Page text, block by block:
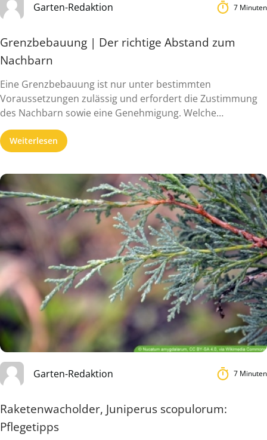
Garten-Redaktion 7 Minuten
Grenzbebauung | Der richtige Abstand zum
Nachbarn
Eine Grenzbebauung ist nur unter bestimmten
Voraussetzungen zulässig und erfordert die Zustimmung
des Nachbarn sowie eine Genehmigung. Welche
Unterschiede ...
Weiterlesen
Garten-Redaktion 7 Minuten
Raketenwacholder, Juniperus scopulorum:
Pflegetipps